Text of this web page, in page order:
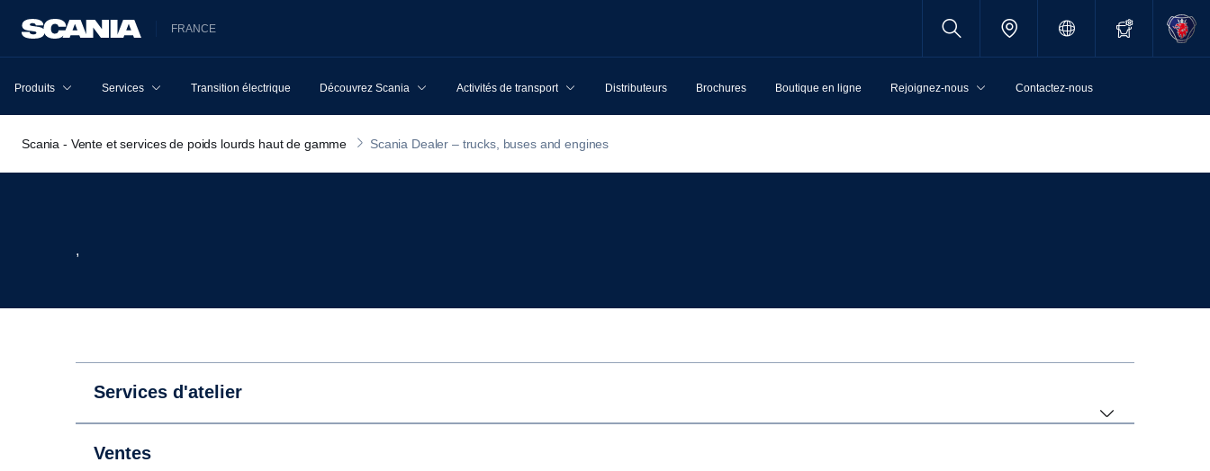
FRANCE
Produits Services Transition électrique Découvrez Scania Activités de transport Distributeurs Brochures Boutique en ligne Rejoignez-nous Contactez-nous
Scania - Vente et services de poids lourds haut de gamme Scania Dealer – trucks, buses and engines
,
Services d'atelier
Ventes